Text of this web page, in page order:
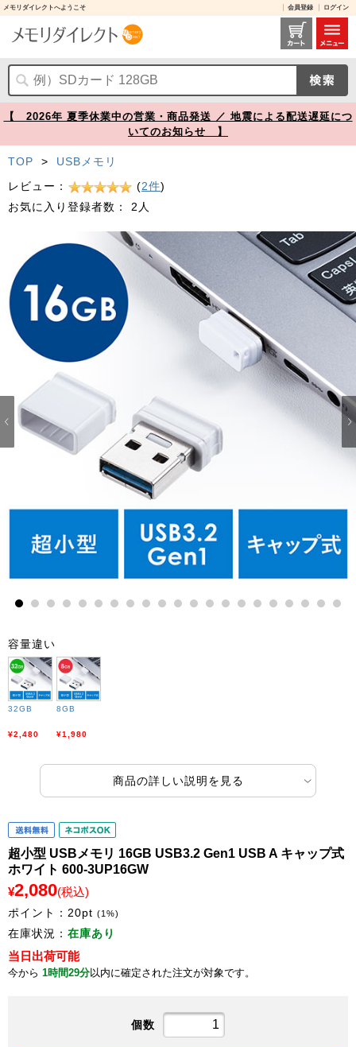
メモリダイレクトへようこそ 会員登録 ログイン
超小型 USBメモリ 16GB USB3.2 Gen1 USB A キャップ式 ホワイト 600-3UP16GW【メモリダイレクト】
【 2026年 夏季休業中の営業・商品発送 ／ 地震による配送遅延につ
いてのお知らせ 】
TOP >
USBメモリ
レビュー：
(2件)
お気に入り登録者数：
2人
10 11 12 13 14 15 16 17 18 19 20
容量違い
32GB
¥2,480
8GB
¥1,980
商品の詳しい説明を見る
超小型 USBメモリ 16GB USB3.2 Gen1 USB A キャップ式
ホワイト 600-3UP16GW
¥2,080(税込)
ポイント： 20pt (1%)
在庫状況： 在庫あり
当日出荷可能
今から 1時間29分以内に確定された注文が対象です。
個数